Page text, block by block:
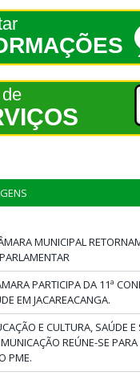
MUNICIPAL
PARTICIPA DA 11ª
EM JACAREACANGA.
E CULTURA, SAÚDE
REÚNE-SE
PME.